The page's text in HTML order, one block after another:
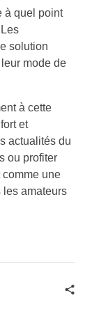
à quel point
solution
mode de
à cette
et
actualités du
ou profiter
comme une
les amateurs